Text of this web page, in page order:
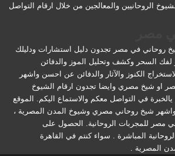
الروحانيين والمعالجين من خلال ارقام التواصل
روحاني في مصر تجدون دليل استشارات ودليلك
لفك السحر وكشف وتحليل الموز والدفائن
الكنوز والآثار والدفائن عن احسن واشهر
او شيخ مصري وايضا تجدون ارقام الشيوخ
يالخبرة في التواصل معكم والاستماع اليكم. الموقع
شيخ روحاني مصري وشيوخ المدن المصرية ،
في مصر للمجربات الروحانية. الحصول على
المباشرة . سواء كنتم في القاهرة
المصرية .